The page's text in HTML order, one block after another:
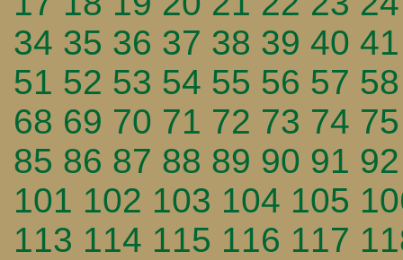
34 35 36 37 38 39 40 41
51 52 53 54 55 56 57 58
68 69 70 71 72 73 74 75
85 86 87 88 89 90 91 92
101 102 103 104 105
113 114 115 116 117